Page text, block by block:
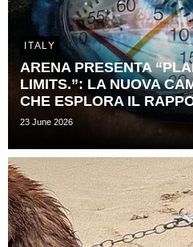
ITALY
ARENA PRESENTA
LIMITS.”: LA NUOVA
CHE ESPLORA IL
TEMPO
23 June 2026